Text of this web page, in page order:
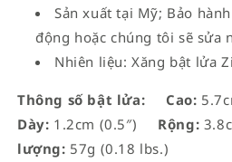
Sản xuất tại Mỹ; Bảo
động hoặc chúng tôi sẽ sửa
Nhiên liệu: Xăng bật lửa
Thông số bật lửa: Cao:
Dày: 1.2cm (0.5″) Rộng:
lượng: 57g (0.18 lbs.)